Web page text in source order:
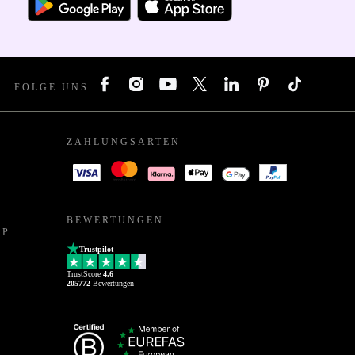
FOLGE UNS
ZAHLUNGSARTEN
BEWERTUNGEN
Trustpilot
TrustScore 4.6
205772 Bewertungen